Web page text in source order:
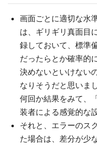
画面ごとに適切な水
は、ギリギリ真面目
録しておいて、標準
だったらとか確率的
決めないといけない
なりそうだと思いま
何回か結果をみて、
装者による感覚的な
それと、エラーのス
た場合は、差分が少